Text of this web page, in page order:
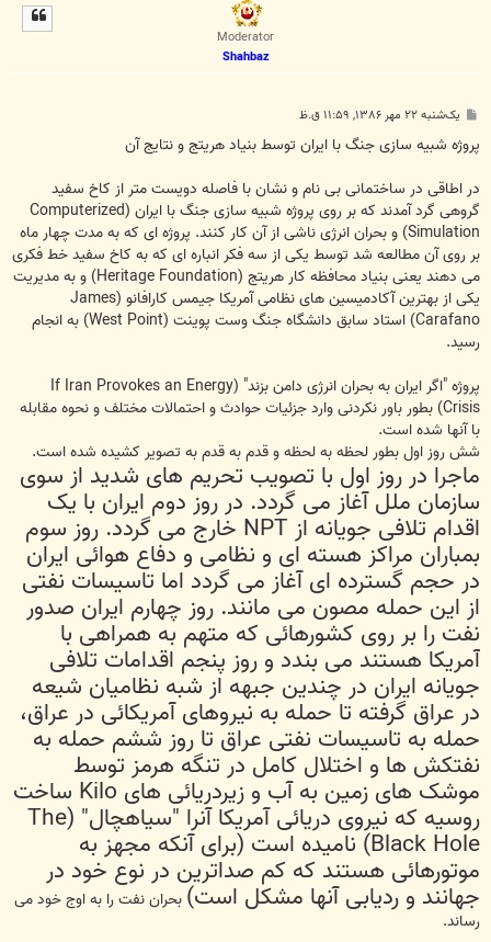
Moderator
Shahbaz
پ
ت
یک‌شنبه ۲۲ مهر ۱۳۸۶, ۱۱:۵۹ ق.ظ
پروژه شبیه سازی جنگ با ایران توسط بنیاد هریتج و نتایج آن
در اطاقی در ساختمانی بی نام و نشان با فاصله دویست متر از کاخ سفید
گروهی گرد آمدند که بر روی پروژه شبیه سازی جنگ با ایران (Computerized
Simulation) و بحران انرژی ناشی از آن کار کنند. پروژه ای که به مدت چهار ماه
بر روی آن مطالعه شد توسط یکی از سه فکر انباره ای که به کاخ سفید خط فکری
می دهند یعنی بنیاد محافظه کار هریتج (Heritage Foundation) و به مدیریت
یکی از بهترین آکادمیسین های نظامی آمریکا جیمس کارافانو (James
Carafano) استاد سابق دانشگاه جنگ وست پوینت (West Point) به انجام
رسید.
پروژه "اگر ایران به بحران انرژی دامن بزند" (If Iran Provokes an Energy
Crisis) بطور باور نکردنی وارد جزئیات حوادث و احتمالات مختلف و نحوه مقابله
با آنها شده است.
شش روز اول بطور لحظه به لحظه و قدم به قدم به تصویر کشیده شده است.
ماجرا در روز اول با تصویب تحریم های شدید از سوی
سازمان ملل آغاز می گردد. در روز دوم ایران با یک
اقدام تلافی جویانه از NPT خارج می گردد. روز سوم
بمباران مراکز هسته ای و نظامی و دفاع هوائی ایران
در حجم گسترده ای آغاز می گردد اما تاسیسات نفتی
از این حمله مصون می مانند. روز چهارم ایران صدور
نفت را بر روی کشورهائی که متهم به همراهی با
آمریکا هستند می بندد و روز پنجم اقدامات تلافی
جویانه ایران در چندین جبهه از شبه نظامیان شیعه
در عراق گرفته تا حمله به نیروهای آمریکائی در عراق،
حمله به تاسیسات نفتی عراق تا روز ششم حمله به
نفتکش ها و اختلال کامل در تنگه هرمز توسط
موشک های زمین به آب و زیردریائی های Kilo ساخت
روسیه که نیروی دریائی آمریکا آنرا "سیاهچال" (The
Black Hole) نامیده است (برای آنکه مجهز به
موتورهائی هستند که کم صداترین در نوع خود در
جهانند و ردیابی آنها مشکل است)بحران نفت را به اوج خود می
رساند.